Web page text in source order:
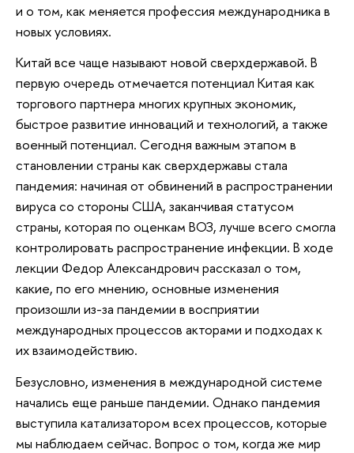
и о том, как меняется профессия международника в
новых условиях.
Китай все чаще называют новой сверхдержавой. В
первую очередь отмечается потенциал Китая как
торгового партнера многих крупных экономик,
быстрое развитие инноваций и технологий, а также
военный потенциал. Сегодня важным этапом в
становлении страны как сверхдержавы стала
пандемия: начиная от обвинений в распространении
вируса со стороны США, заканчивая статусом
страны, которая по оценкам ВОЗ, лучше всего смогла
контролировать распространение инфекции. В ходе
лекции Федор Александрович рассказал о том,
какие, по его мнению, основные изменения
произошли из-за пандемии в восприятии
международных процессов акторами и подходах к
их взаимодействию.
Безусловно, изменения в международной системе
начались еще раньше пандемии. Однако пандемия
выступила катализатором всех процессов, которые
мы наблюдаем сейчас. Вопрос о том, когда же мир